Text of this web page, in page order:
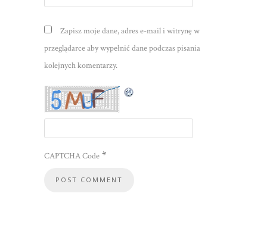
Zapisz moje dane, adres e-mail i witrynę w
przeglądarce aby wypełnić dane podczas pisania
kolejnych komentarzy.
CAPTCHA Code *